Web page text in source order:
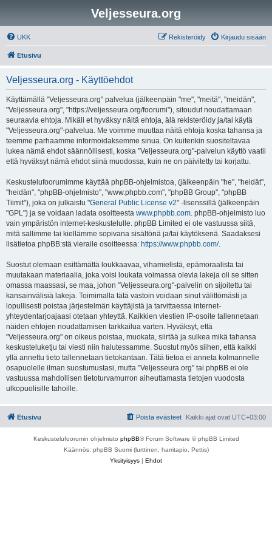
Veljesseura.org
UKK Kirjaudu sisään
Rekisteröidy
Etusivu
Veljesseura.org - Käyttöehdot
Käyttämällä "Veljesseura.org" palvelua (jälkeenpäin "me", "meitä", "meidän",
"Veljesseura.org", "https://veljesseura.org/foorumi"), sitoudut noudattamaan
seuraavia ehtoja. Mikäli et hyväksy näitä ehtoja, älä rekisteröidy ja/tai käytä
"Veljesseura.org"-palvelua. Me voimme muuttaa näitä ehtoja koska tahansa ja
teemme parhaamme informoidaksemme sinua. On kuitenkin suositeltavaa
lukea nämä ehdot säännöllisesti, koska "Veljesseura.org"-palvelun käyttö vaatii
että hyväksyt nämä ehdot siinä muodossa, kuin ne on päivitetty tai korjattu.
Keskustelufoorumimme käyttää phpBB-ohjelmistoa, (jälkeenpäin "he", "heidät",
"heidän", "phpBB-ohjelmisto", "www.phpbb.com", "phpBB Group", "phpBB
Tiimit"), joka on julkaistu "General Public License v2" -lisenssillä (jälkeenpäin
"GPL") ja se voidaan ladata osoitteesta www.phpbb.com. phpBB-ohjelmisto luo
vain ympäristön internet-keskustelulle. phpBB Limited ei ole vastuussa siitä,
mitä sallimme tai kiellämme sopivana sisältönä ja/tai käytöksenä. Saadaksesi
lisätietoa phpBB:stä vieraile osoitteessa: https://www.phpbb.com/.
Suostut olemaan esittämättä loukkaavaa, vihamielistä, epämoraalista tai
muutakaan materiaalia, joka voisi loukata voimassa olevia lakeja oli se sitten
omassa maassasi, se maa, johon "Veljesseura.org"-palvelin on sijoitettu tai
kansainvälisiä lakeja. Toimimalla tätä vastoin voidaan sinut välittömästi ja
lopullisesti poistaa järjestelmän käyttäjistä ja tarvittaessa internet-
yhteydentarjoajaasi otetaan yhteyttä. Kaikkien viestien IP-osoite tallennetaan
näiden ehtojen noudattamisen tarkkailua varten. Hyväksyt, että
"Veljesseura.org" on oikeus poistaa, muokata, siirtää ja sulkea mikä tahansa
keskusteluketju tai viesti niin halutessamme. Suostut myös siihen, että kaikki
yllä annettu tieto tallennetaan tietokantaan. Tätä tietoa ei anneta kolmannelle
osapuolelle ilman suostumustasi, mutta "Veljesseura.org" tai phpBB ei ole
vastuussa mahdollisen tietoturvamurron aiheuttamasta tietojen vuodosta
ulkopuolisille tahoille.
Etusivu Kaikki ajat ovat UTC+03:00
Poista evästeet
Keskustelufoorumin ohjelmisto phpBB® Forum Software © phpBB Limited
Käännös: phpBB Suomi (lurttinen, harritapio, Pettis)
Yksityisyys | Ehdot